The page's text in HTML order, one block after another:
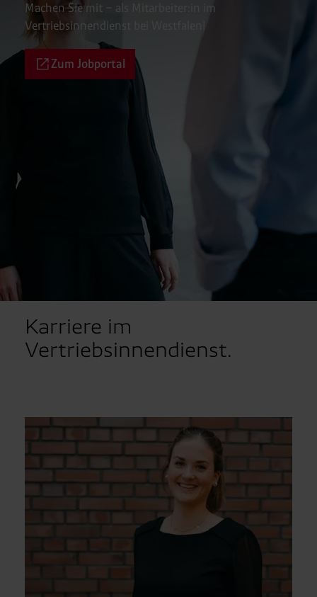
Machen Sie mit – als Mitarbeiter:in im
Vertriebsinnendienst bei Westfalen!
Zum Jobportal
Karriere im
Vertriebsinnendienst.